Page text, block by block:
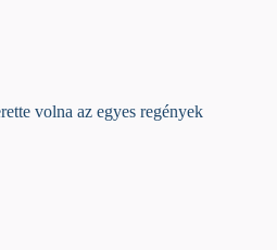
volna az egyes regények